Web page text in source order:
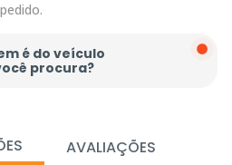
é do veículo
procura?
AVALIAÇÕES